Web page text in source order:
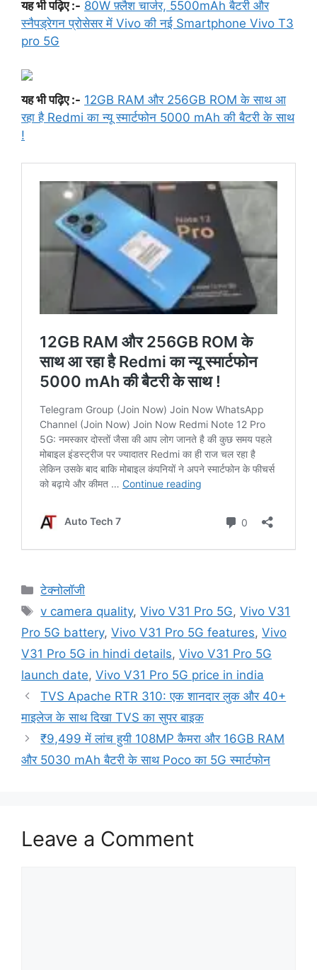
यह भी पढ़िए :- 80W फ़्लैश चार्जर, 5500mAh बैटरी और
स्नैपड्रेगन प्रोसेसर में Vivo की नई Smartphone Vivo T3
pro 5G
यह भी पढ़िए :- 12GB RAM और 256GB ROM के साथ आ
रहा है Redmi का न्यू स्मार्टफोन 5000 mAh की बैटरी के साथ
!
Categories
टेक्नोलॉजी
Tags
v camera quality,Vivo V31 Pro 5G,Vivo V31
Pro 5G battery, Vivo V31 Pro 5G features, Vivo
V31 Pro 5G in hindi details, Vivo V31 Pro 5G
launch date, Vivo V31 Pro 5G price in india
TVS Apache RTR 310: एक शानदार लुक और 40+
माइलेज के साथ दिखा TVS का सुपर बाइक
₹9,499 में लांच हुयी 108MP कैमरा और 16GB RAM
और 5030 mAh बैटरी के साथ Poco का 5G स्मार्टफोन
Leave a Comment